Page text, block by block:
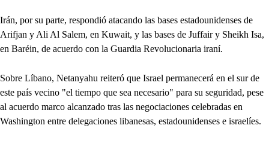
Irán, por su parte, respondió atacando las bases estadounidenses de
Arifjan y Ali Al Salem, en Kuwait, y las bases de Juffair y Sheikh Isa,
en Baréin, de acuerdo con la Guardia Revolucionaria iraní.
Sobre Líbano, Netanyahu reiteró que Israel permanecerá en el sur de
este país vecino "el tiempo que sea necesario" para su seguridad, pese
al acuerdo marco alcanzado tras las negociaciones celebradas en
Washington entre delegaciones libanesas, estadounidenses e israelíes.